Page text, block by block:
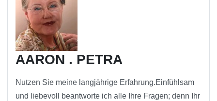
AARON . PETRA
Nutzen Sie meine langjährige Erfahrung.Einfühlsam
und liebevoll beantworte ich alle Ihre Fragen; denn Ihr